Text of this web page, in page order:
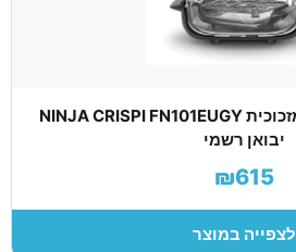
מערכת בישול ניידת מזכוכית NINJA CRISPI FN101EUGY
יבואן רשמי
₪615
לצפייה במוצר